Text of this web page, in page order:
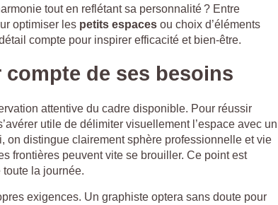
tout en reflétant sa personnalité ? Entre
optimiser les petits espaces ou choix d’éléments
compte pour inspirer efficacité et bien-être.
compte de ses besoins
attentive du cadre disponible. Pour réussir
utile de délimiter visuellement l’espace avec un
on distingue clairement sphère professionnelle et vie
frontières peuvent vite se brouiller. Ce point est
la journée.
exigences. Un graphiste optera sans doute pour